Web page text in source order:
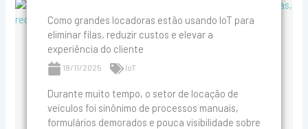
Como grandes locadoras estão usando IoT para
eliminar filas, reduzir custos e elevar a
experiência do cliente
18/11/2025 IoT
Durante muito tempo, o setor de locação de
veículos foi sinônimo de processos manuais,
formulários demorados e pouca visibilidade sobre